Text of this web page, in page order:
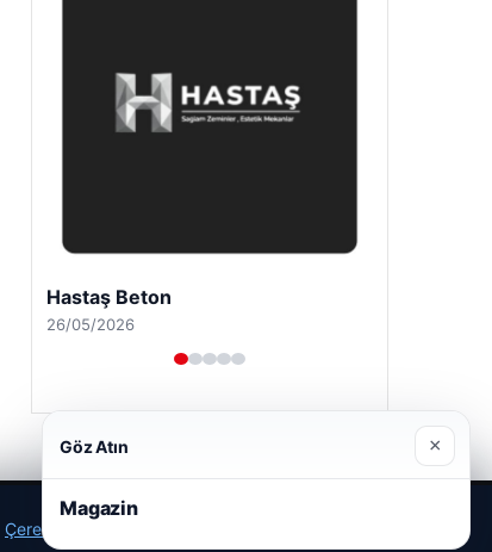
Hastaş Beton
26/05/2026
Çerez Politikamız
Göz Atın ×
Magazin